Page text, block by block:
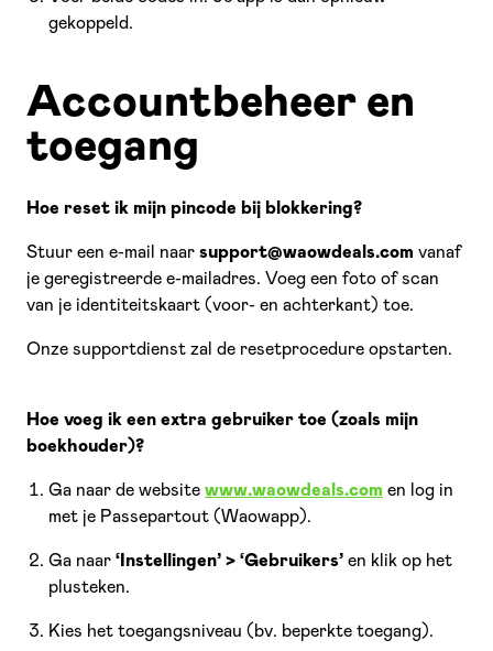
gekoppeld.
Accountbeheer en
toegang
Hoe reset ik mijn pincode bij blokkering?
Stuur een e-mail naar support@waowdeals.com vanaf
je geregistreerde e-mailadres. Voeg een foto of scan
van je identiteitskaart (voor- en achterkant) toe.
Onze supportdienst zal de resetprocedure opstarten.
Hoe voeg ik een extra gebruiker toe (zoals mijn
boekhouder)?
Ga naar de website www.waowdeals.com en log in
met je Passepartout (Waowapp).
Ga naar ‘Instellingen’ > ‘Gebruikers’ en klik op het
plusteken.
Kies het toegangsniveau (bv. beperkte toegang).